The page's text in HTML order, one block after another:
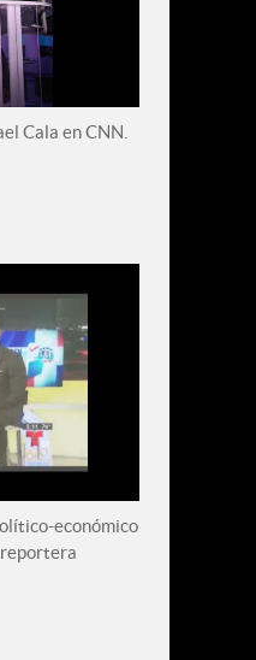
Cala en CNN.
económico
reportera